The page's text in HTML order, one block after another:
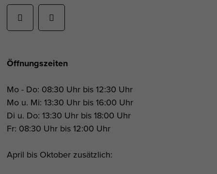
Öffnungszeiten
Mo - Do: 08:30 Uhr bis 12:30 Uhr
Mo u. Mi: 13:30 Uhr bis 16:00 Uhr
Di u. Do: 13:30 Uhr bis 18:00 Uhr
Fr: 08:30 Uhr bis 12:00 Uhr
April bis Oktober zusätzlich: